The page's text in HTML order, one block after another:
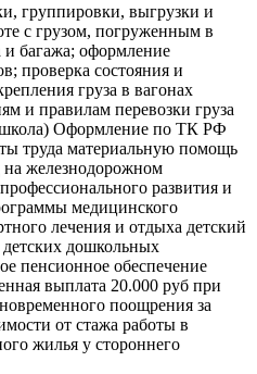
группировки, выгрузки и
с грузом, погруженным в
и багажа; оформление
проверка состояния и
груза в вагонах
и правилам перевозки груза
Оформление по ТК РФ
труда материальную помощь
на железнодорожном
развития и
медицинского
лечения и отдыха детский
дошкольных
пенсионное обеспечение
выплата 20.000 руб при
поощрения за
от стажа работы в
жилья у стороннего